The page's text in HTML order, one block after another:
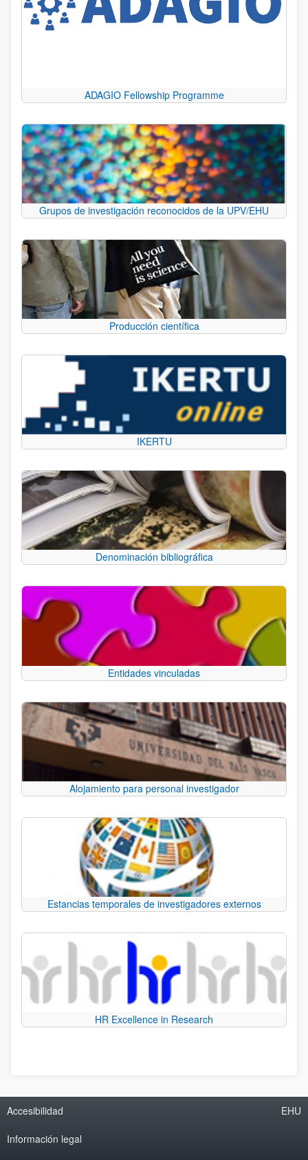
ADAGIO Fellowship Programme
Grupos de investigación reconocidos de la UPV/EHU
Producción científica
IKERTU
Denominación bibliográfica
Entidades vinculadas
Alojamiento para personal investigador
Estancias temporales de investigadores externos
HR Excellence in Research
Accesibilidad
Información legal
EHU